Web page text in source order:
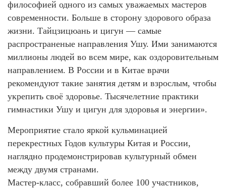
философией одного из самых уважаемых мастеров
современности. Больше в сторону здорового образа
жизни. Тайцзицюань и цигун — самые
распространеные направления Ушу. Ими занимаются
миллионы людей во всем мире, как оздоровительным
направлением. В России и в Китае врачи
рекомендуют такие занятия детям и взрослым, чтобы
укрепить своё здоровье. Тысячелетние практики
гимнастики Ушу и цигун для здоровья и энергии».
Мероприятие стало яркой кульминацией
перекрестных Годов культуры Китая и России,
наглядно продемонстрировав культурный обмен
между двумя странами.
Мастер-класс, собравший более 100 участников,